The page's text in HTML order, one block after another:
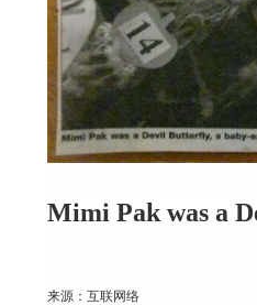
Mimi Pak was a
来源：互联网络